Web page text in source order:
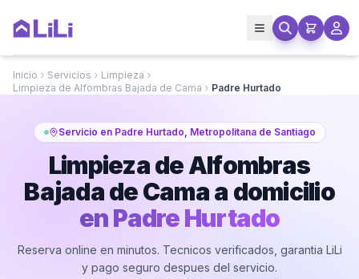
Inicio Servicios
Limpieza
Limpieza de Alfombras Bajada de Cama
Padre Hurtado
Servicio en Padre Hurtado, Metropolitana de Santiago
Limpieza de Alfombras
Bajada de Cama a domicilio
enPadre Hurtado
Reserva online en minutos. Tecnicos verificados, garantia LiLi
y pago seguro despues del servicio.